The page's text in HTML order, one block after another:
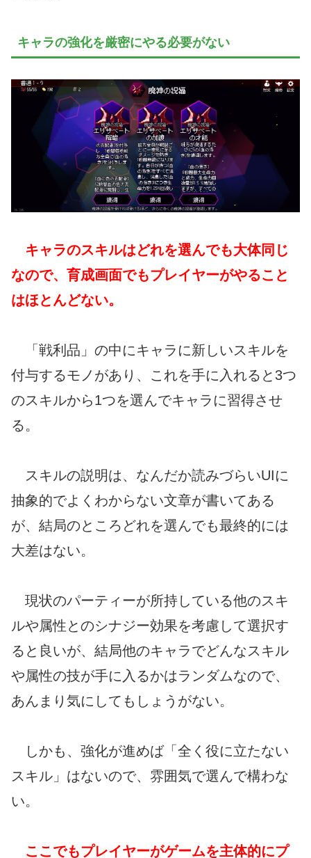
キャラの強化を厳密にやる必要がない
キャラのスキルはどれを選んでも大体同じ
なので、育成画面でもプレイヤーがやること
はほとんどない。
「戦利品」の中にキャラに新しいスキルを
付与するモノがあり、これを手に入れると3つ
のスキルから1つを選んでキャラに習得させ
る。
スキルの説明は、なんだか読みづらいUIに
抽象的でよくわからない文章が書いてある
が、結局のところどれを選んでも最終的には
大差はない。
現状のパーティーが所持している他のスキ
ルや属性とのシナジー効果を考慮して選択す
ると良いが、結局他のキャラでどんなスキル
や属性の技が手に入るかはランダムなので、
あんまり気にしてもしょうがない。
しかも、強化が進めば「全く役に立たない
スキル」はないので、雰囲気で選んで構わな
い。
ここでもプレイヤーがゲームを主体的にプ